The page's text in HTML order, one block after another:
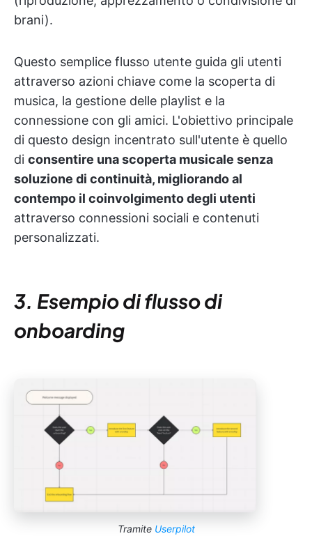
brani).
Questo semplice flusso utente guida gli utenti
attraverso azioni chiave come la scoperta di
musica, la gestione delle playlist e la
connessione con gli amici. L'obiettivo principale
di questo design incentrato sull'utente è quello
di consentire una scoperta musicale senza
soluzione di continuità, migliorando al
contempo il coinvolgimento degli utenti
attraverso connessioni sociali e contenuti
personalizzati.
3. Esempio di flusso di
onboarding
Tramite Userpilot